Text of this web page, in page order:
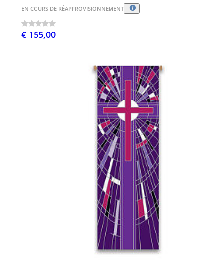
EN COURS DE RÉAPPROVISIONNEMENT
€ 155,00